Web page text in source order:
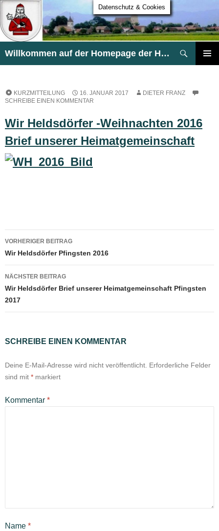
Willkommen auf der Homepage der HG Heldsdorf
KURZMITTEILUNG 16. JANUAR 2017
DIETER FRANZ
SCHREIBE EINEN KOMMENTAR
Wir Heldsdörfer -Weihnachten 2016
Brief unserer Heimatgemeinschaft
Beitragsnavigation
VORHERIGER BEITRAG
Wir Heldsdörfer Pfingsten 2016
NÄCHSTER BEITRAG
Wir Heldsdörfer Brief unserer Heimatgemeinschaft Pfingsten
2017
SCHREIBE EINEN KOMMENTAR
Deine E-Mail-Adresse wird nicht veröffentlicht. Erforderliche Felder
sind mit * markiert
Kommentar *
Name *
Datenschutz & Cookies